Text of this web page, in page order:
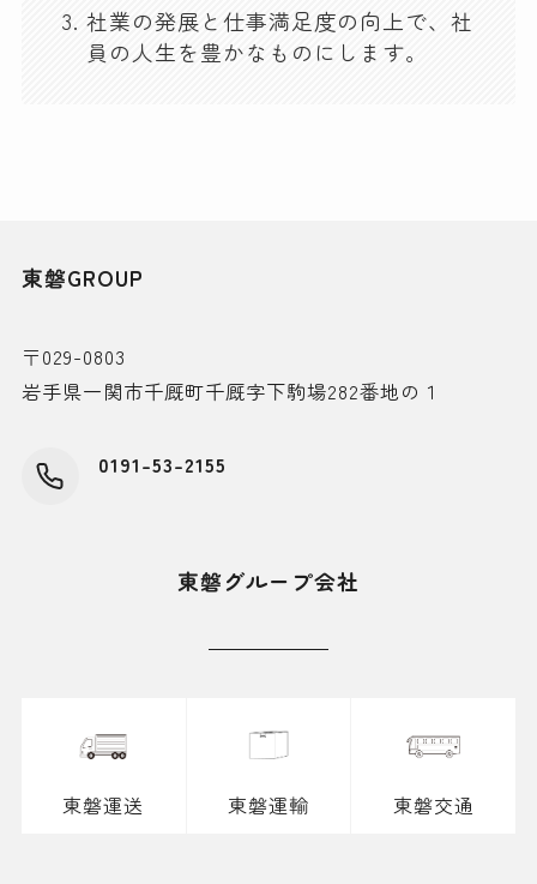
社業の発展と仕事満足度の向上で、社
員の人生を豊かなものにします。
東磐GROUP
〒029-0803
岩手県一関市千厩町千厩字下駒場282番地の１
0191-53-2155
東磐グループ会社
東磐運送 東磐運輸 東磐交通